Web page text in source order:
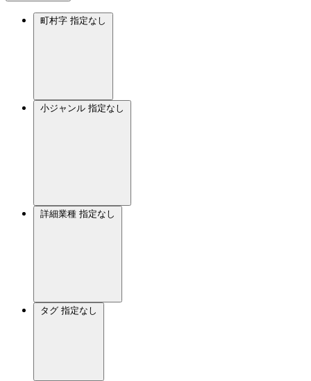
町村字 指定なし
小ジャンル 指定なし
詳細業種 指定なし
タグ 指定なし